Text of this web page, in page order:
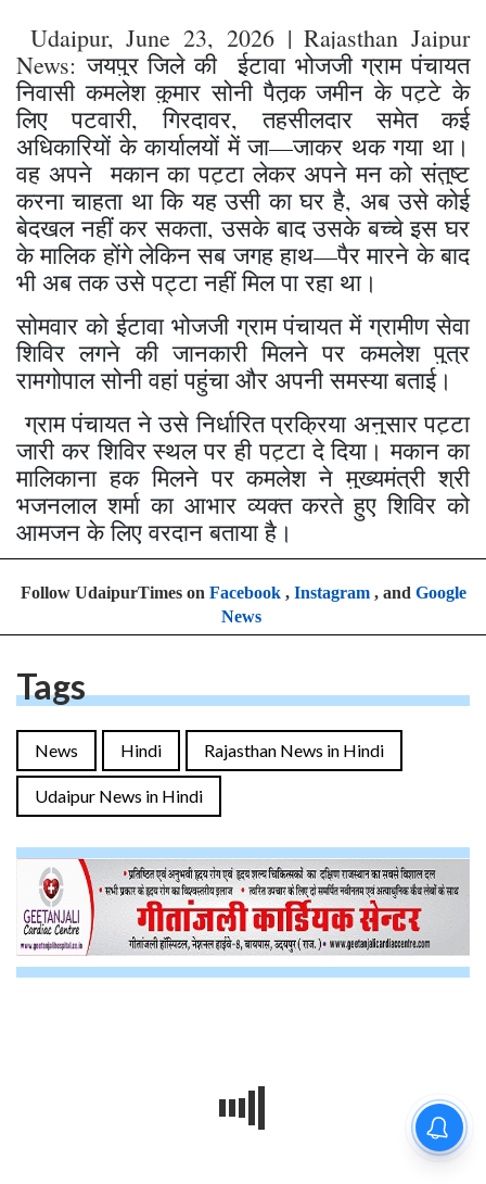
Udaipur, June 23, 2026 | Rajasthan Jaipur
News:जयपुर जिले की ईटावा भोजजी ग्राम पंचायत
निवासी कमलेश कुमार सोनी पैतृक जमीन के पट्टे के
लिए पटवारी, गिरदावर, तहसीलदार समेत कई
अधिकारियों के कार्यालयों में जा—जाकर थक गया था।
वह अपने मकान का पट्टा लेकर अपने मन को संतुष्ट
करना चाहता था कि यह उसी का घर है, अब उसे कोई
बेदखल नहीं कर सकता, उसके बाद उसके बच्चे इस घर
के मालिक होंगे लेकिन सब जगह हाथ—पैर मारने के बाद
भी अब तक उसे पट्टा नहीं मिल पा रहा था।
सोमवार को ईटावा भोजजी ग्राम पंचायत में ग्रामीण सेवा
शिविर लगने की जानकारी मिलने पर कमलेश पुत्र
रामगोपाल सोनी वहां पहुंचा और अपनी समस्या बताई।
ग्राम पंचायत ने उसे निर्धारित प्रक्रिया अनुसार पट्टा
जारी कर शिविर स्थल पर ही पट्टा दे दिया। मकान का
मालिकाना हक मिलने पर कमलेश ने मुख्यमंत्री श्री
भजनलाल शर्मा का आभार व्यक्त करते हुए शिविर को
आमजन के लिए वरदान बताया है।
Follow UdaipurTimes on Facebook, Instagram, and Google
News
Tags
News Hindi Rajasthan News in Hindi
Udaipur News in Hindi